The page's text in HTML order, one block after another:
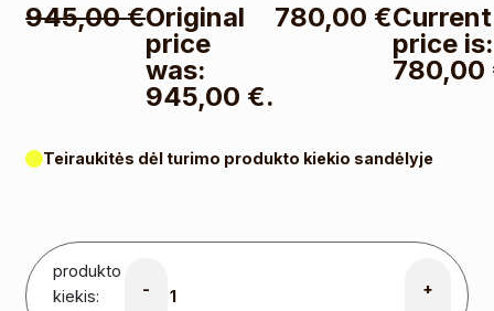
945,00€Original
price
was:
945,00 €.
780,00 €Current
price is:
780,00
Teiraukitės dėl turimo produkto kiekio sandėlyje
produkto
kiekis:
- +